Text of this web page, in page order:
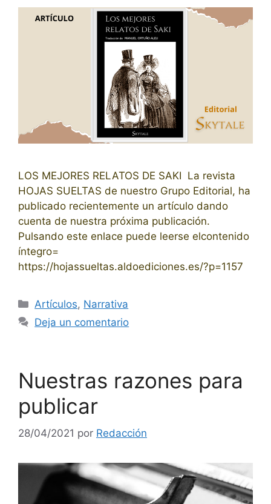
LOS MEJORES RELATOS DE SAKI La revista
HOJAS SUELTAS de nuestro Grupo Editorial, ha
publicado recientemente un artículo dando
cuenta de nuestra próxima publicación.
Pulsando este enlace puede leerse elcontenido
íntegro=
https://hojassueltas.aldoediciones.es/?p=1157
Categorías
Artículos, Narrativa
Deja un comentario
Nuestras razones para
publicar
28/04/2021 por Redacción